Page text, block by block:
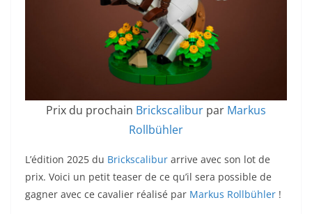
Prix du prochain Brickscalibur par Markus
Rollbühler
L’édition 2025 du Brickscalibur arrive avec son lot de
prix. Voici un petit teaser de ce qu’il sera possible de
gagner avec ce cavalier réalisé par Markus Rollbühler !